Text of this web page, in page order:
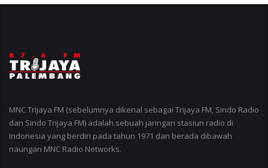
MNC Trijaya FM (sebelumnya dikenal sebagai Trijaya FM, Sindo Radio
dan Sindo Trijaya FM) adalah sebuah jaringan stasiun radio di
Indonesia yang berdiri pada tahun 1971 dan berada dibawah
naungan MNC Radio Networks.